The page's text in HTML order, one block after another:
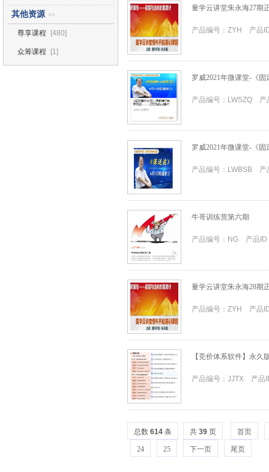
其他资源 >>
尊享课程 [480]
众筹课程 [1]
量学云讲堂朱永海27期
产品编号：ZYH 产品
罗威2021年微课堂-《
产品编号：LWSZQ 产
罗威2021年微课堂-《
产品编号：LWBSB 产
牛哥训练营第六期
产品编号：NG 产品ID
量学云讲堂朱永海28期
产品编号：ZYH 产品
【竞价体系软件】永久
产品编号：JJTX 产品
总数 614 条 共 39 页 首页
24 25 下一页 尾页